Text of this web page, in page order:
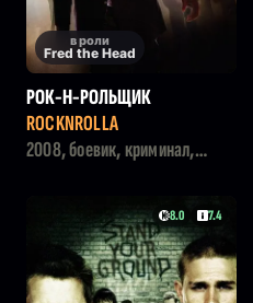
в роли
Fred the Head
РОК-Н-РОЛЬЩИК
ROCKNROLLA
2008, боевик, криминал,
8.0 7.4